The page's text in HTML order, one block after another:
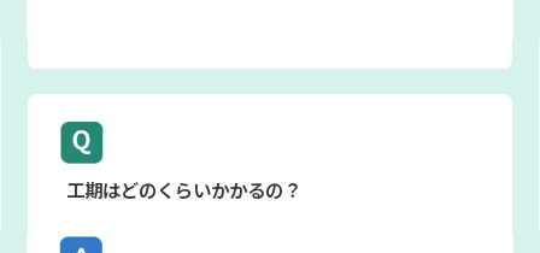
工期はどのくらいかかるの？